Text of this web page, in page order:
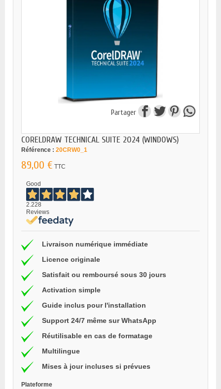
Partager
CORELDRAW TECHNICAL SUITE 2024 (WINDOWS)
Référence : 20CRW0_1
89,00 € TTC
Good
2.228
Reviews
Livraison numérique immédiate
Licence originale
Satisfait ou remboursé sous 30 jours
Activation simple
Guide inclus pour l'installation
Support 24/7 même sur WhatsApp
Réutilisable en cas de formatage
Multilingue
Mises à jour incluses si prévues
Plateforme